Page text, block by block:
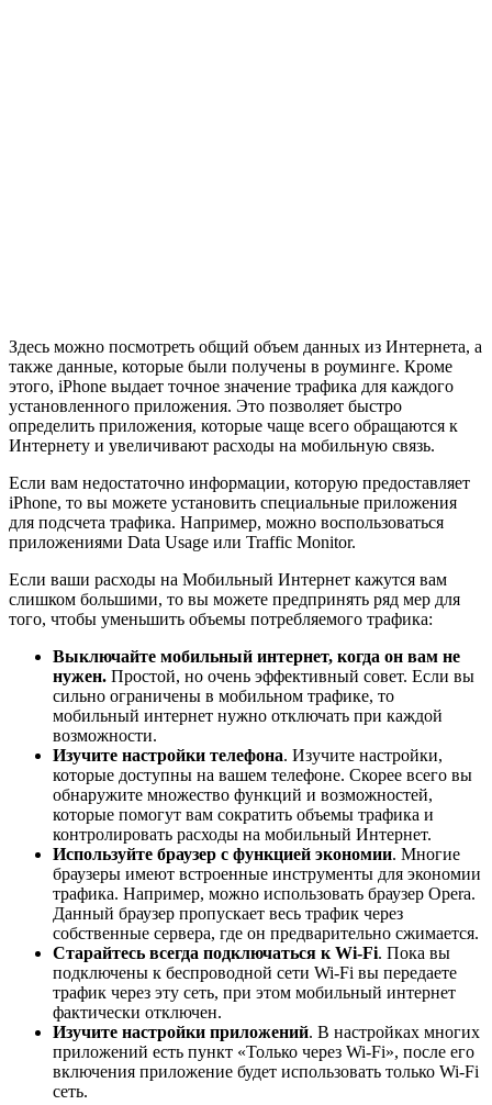
Здесь можно посмотреть общий объем данных из Интернета, а
также данные, которые были получены в роуминге. Кроме
этого, iPhone выдает точное значение трафика для каждого
установленного приложения. Это позволяет быстро
определить приложения, которые чаще всего обращаются к
Интернету и увеличивают расходы на мобильную связь.
Если вам недостаточно информации, которую предоставляет
iPhone, то вы можете установить специальные приложения
для подсчета трафика. Например, можно воспользоваться
приложениями Data Usage или Traffic Monitor.
Если ваши расходы на Мобильный Интернет кажутся вам
слишком большими, то вы можете предпринять ряд мер для
того, чтобы уменьшить объемы потребляемого трафика:
Выключайте мобильный интернет, когда он вам не
нужен. Простой, но очень эффективный совет. Если вы
сильно ограничены в мобильном трафике, то
мобильный интернет нужно отключать при каждой
возможности.
Изучите настройки телефона. Изучите настройки,
которые доступны на вашем телефоне. Скорее всего вы
обнаружите множество функций и возможностей,
которые помогут вам сократить объемы трафика и
контролировать расходы на мобильный Интернет.
Используйте браузер с функцией экономии. Многие
браузеры имеют встроенные инструменты для экономии
трафика. Например, можно использовать браузер Opera.
Данный браузер пропускает весь трафик через
собственные сервера, где он предварительно сжимается.
Старайтесь всегда подключаться к Wi-Fi. Пока вы
подключены к беспроводной сети Wi-Fi вы передаете
трафик через эту сеть, при этом мобильный интернет
фактически отключен.
Изучите настройки приложений. В настройках многих
приложений есть пункт «Только через Wi-Fi», после его
включения приложение будет использовать только Wi-Fi
сеть.